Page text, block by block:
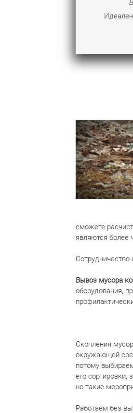
сможете
являются более
Сотрудничество
Вывоз мусора
оборудования,
Скопления
окружающей
потому
его
но такие
Работаем без